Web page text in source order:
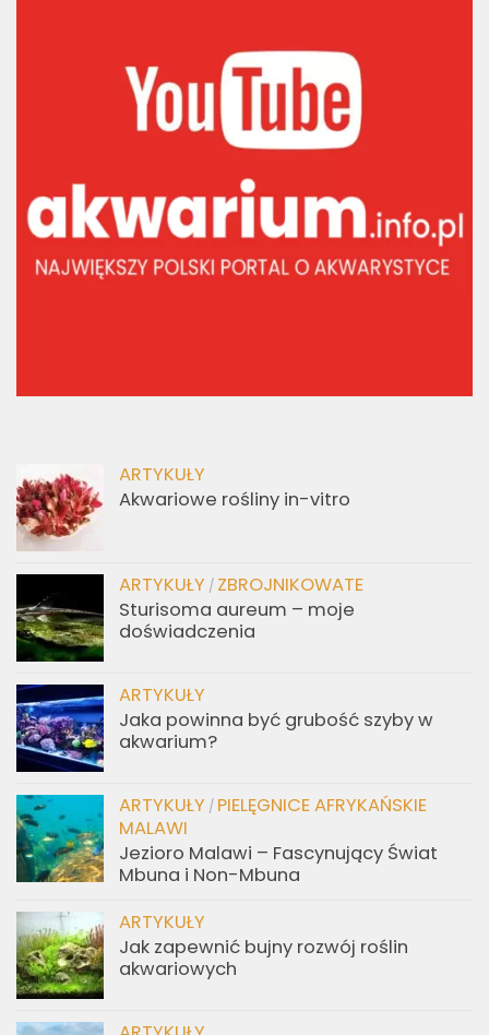
ARTYKUŁY
Akwariowe rośliny in-vitro
ARTYKUŁY / ZBROJNIKOWATE
Sturisoma aureum – moje
doświadczenia
ARTYKUŁY
Jaka powinna być grubość szyby w
akwarium?
ARTYKUŁY / PIELĘGNICE AFRYKAŃSKIE
MALAWI
Jezioro Malawi – Fascynujący Świat
Mbuna i Non-Mbuna
ARTYKUŁY
Jak zapewnić bujny rozwój roślin
akwariowych